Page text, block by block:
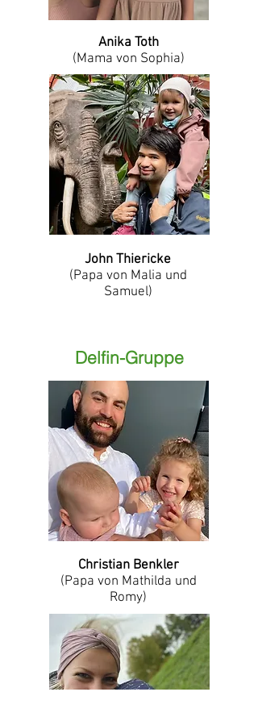
Anika Toth
(Mama von Sophia)
John Thiericke
(Papa von Malia und
Samuel)
Delfin-Gruppe
Christian Benkler
(Papa von Mathilda und
Romy)